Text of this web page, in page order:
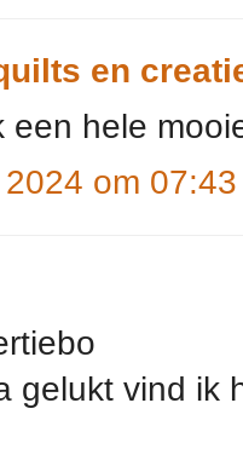
en
een hele
om 07:43
gelukt vind ik